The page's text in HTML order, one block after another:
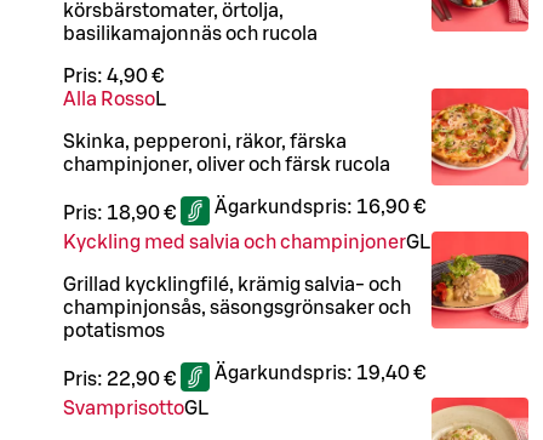
körsbärstomater, örtolja,
basilikamajonnäs och rucola
Pris: 4,90 €
Alla RossoL
Skinka, pepperoni, räkor, färska
champinjoner, oliver och färsk rucola
Pris: 18,90 € Ägarkundspris: 16,90 €
Kyckling med salvia och champinjonerGL
Grillad kycklingfilé, krämig salvia- och
champinjonsås, säsongsgrönsaker och
potatismos
Pris: 22,90 € Ägarkundspris: 19,40 €
SvamprisottoGL